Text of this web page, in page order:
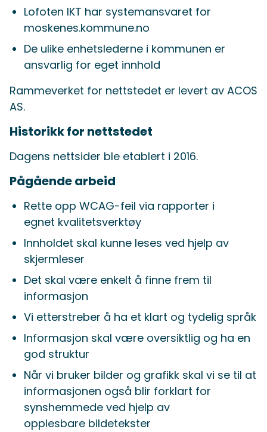
Lofoten IKT har systemansvaret for
moskenes.kommune.no
De ulike enhetslederne i kommunen er
ansvarlig for eget innhold
Rammeverket for nettstedet er levert av ACOS
AS.
Historikk for nettstedet
Dagens nettsider ble etablert i 2016.
Pågående arbeid
Rette opp WCAG-feil via rapporter i
egnet kvalitetsverktøy
Innholdet skal kunne leses ved hjelp av
skjermleser
Det skal være enkelt å finne frem til
informasjon
Vi etterstreber å ha et klart og tydelig språk
Informasjon skal være oversiktlig og ha en
god struktur
Når vi bruker bilder og grafikk skal vi se til at
informasjonen også blir forklart for
synshemmede ved hjelp av
opplesbare bildetekster